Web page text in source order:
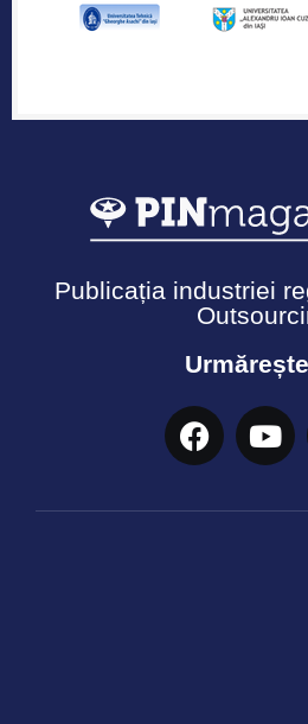
Publicația industriei